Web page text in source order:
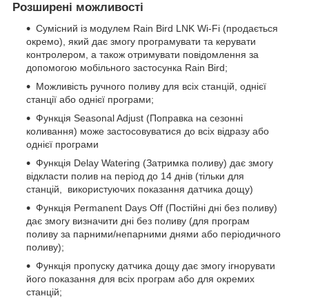
Розширені можливості
Сумісний із модулем Rain Bird LNK Wi-Fi (продається
окремо), який дає змогу програмувати та керувати
контролером, а також отримувати повідомлення за
допомогою мобільного застосунка Rain Bird;
Можливість ручного поливу для всіх станцій, однієї
станції або однієї програми;
Функція Seasonal Adjust (Поправка на сезонні
коливання) може застосовуватися до всіх відразу або
однієї програми
Функція Delay Watering (Затримка поливу) дає змогу
відкласти полив на період до 14 днів (тільки для
станцій, використуючих показання датчика дощу)
Функція Permanent Days Off (Постійні дні без поливу)
дає змогу визначити дні без поливу (для програм
поливу за парними/непарними днями або періодичного
поливу);
Функція пропуску датчика дощу дає змогу ігнорувати
його показання для всіх програм або для окремих
станцій;